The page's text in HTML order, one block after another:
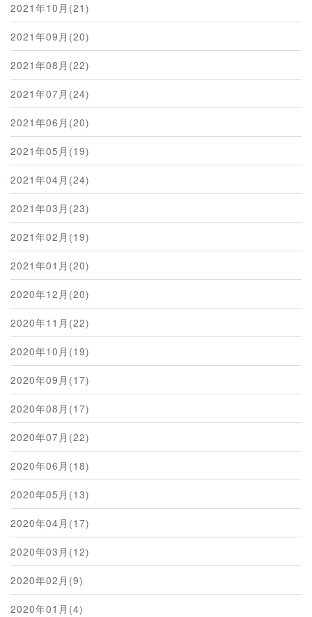
2021年10月(21)
2021年09月(20)
2021年08月(22)
2021年07月(24)
2021年06月(20)
2021年05月(19)
2021年04月(24)
2021年03月(23)
2021年02月(19)
2021年01月(20)
2020年12月(20)
2020年11月(22)
2020年10月(19)
2020年09月(17)
2020年08月(17)
2020年07月(22)
2020年06月(18)
2020年05月(13)
2020年04月(17)
2020年03月(12)
2020年02月(9)
2020年01月(4)